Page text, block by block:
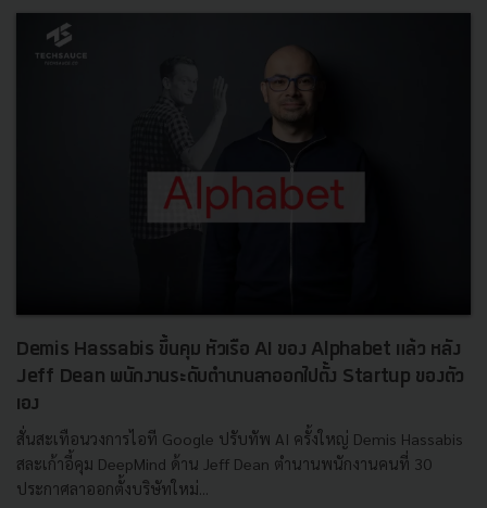
Demis Hassabis ขึ้นคุม หัวเรือ AI ของ Alphabet แล้ว หลัง
Jeff Dean พนักงานระดับตำนานลาออกไปตั้ง Startup ของตัว
เอง
สั่นสะเทือนวงการไอที Google ปรับทัพ AI ครั้งใหญ่ Demis Hassabis
สละเก้าอี้คุม DeepMind ด้าน Jeff Dean ตำนานพนักงานคนที่ 30
ประกาศลาออกตั้งบริษัทใหม่...